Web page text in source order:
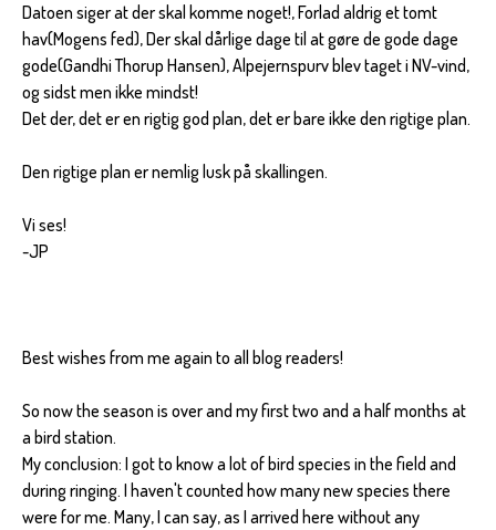
Datoen siger at der skal komme noget!, Forlad aldrig et tomt
hav(Mogens fed), Der skal dårlige dage til at gøre de gode dage
gode(Gandhi Thorup Hansen), Alpejernspurv blev taget i NV-vind,
og sidst men ikke mindst!
Det der, det er en rigtig god plan, det er bare ikke den rigtige plan.
Den rigtige plan er nemlig lusk på skallingen.
Vi ses!
-JP
Best wishes from me again to all blog readers!
So now the season is over and my first two and a half months at
a bird station.
My conclusion: I got to know a lot of bird species in the field and
during ringing. I haven't counted how many new species there
were for me. Many, I can say, as I arrived here without any